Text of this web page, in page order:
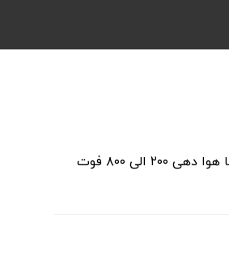
فن کویل‌های دکوراتیو ساران در دو نوع زمینی و سقفی با هوا دهی ۲۰۰ الی ۸۰۰ فوت